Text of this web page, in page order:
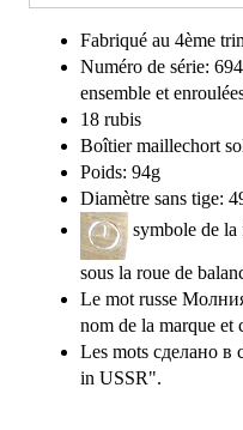
Fabriqué au 4ème
Numéro de série:
ensemble et
18 rubis
Boîtier maillechort
Poids: 94g
Diamètre sans tige:
symbole de la
sous la roue de
Le mot russe
nom de la marque
Les mots сделано в
in USSR".